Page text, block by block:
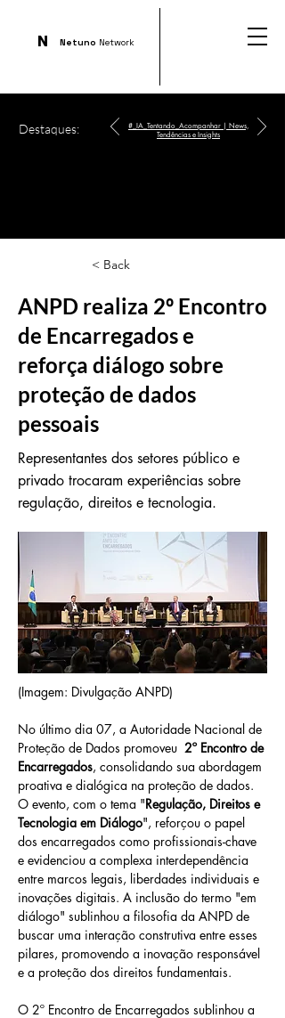
N Netuno Network
Destaques:
#_IA_Tentando_Acompanhar | News,
Tendências e Insights
< Back
ANPD realiza 2º Encontro
de Encarregados e
reforça diálogo sobre
proteção de dados
pessoais
Representantes dos setores público e
privado trocaram experiências sobre
regulação, direitos e tecnologia.
(Imagem: Divulgação ANPD)
No último dia 07, a Autoridade Nacional de
Proteção de Dados promoveu 2º Encontro de
Encarregados, consolidando sua abordagem
proativa e dialógica na proteção de dados.
O evento, com o tema "Regulação, Direitos e
Tecnologia em Diálogo", reforçou o papel
dos encarregados como profissionais-chave
e evidenciou a complexa interdependência
entre marcos legais, liberdades individuais e
inovações digitais. A inclusão do termo "em
diálogo" sublinhou a filosofia da ANPD de
buscar uma interação construtiva entre esses
pilares, promovendo a inovação responsável
e a proteção dos direitos fundamentais.
O 2º Encontro de Encarregados sublinhou a